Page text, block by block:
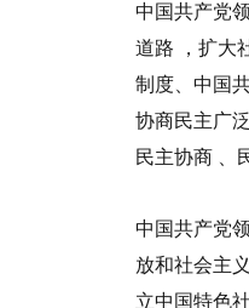
中国共产党
道路
，扩
制度、中国
协商民主广泛
民主协商
中国共产党
放和社会主
立中国特色